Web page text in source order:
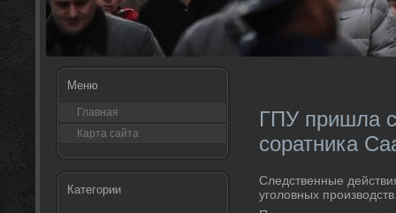
Меню
Главная
Карта сайта
Категории
ГПУ пришла
соратника
Следственные
уголοвных